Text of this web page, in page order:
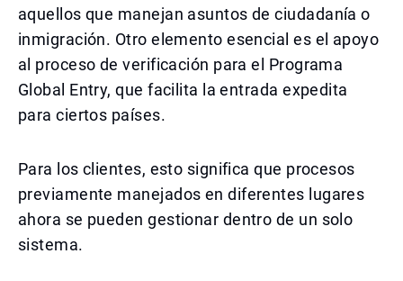
aquellos que manejan asuntos de ciudadanía o
inmigración. Otro elemento esencial es el apoyo
al proceso de verificación para el Programa
Global Entry, que facilita la entrada expedita
para ciertos países.
Para los clientes, esto significa que procesos
previamente manejados en diferentes lugares
ahora se pueden gestionar dentro de un solo
sistema.